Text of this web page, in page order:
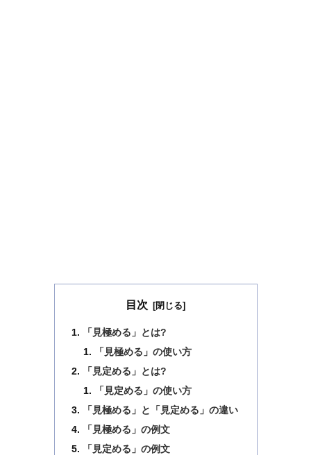
目次
「見極める」とは?
「見極める」の使い方
「見定める」とは?
「見定める」の使い方
「見極める」と「見定める」の違い
「見極める」の例文
「見定める」の例文